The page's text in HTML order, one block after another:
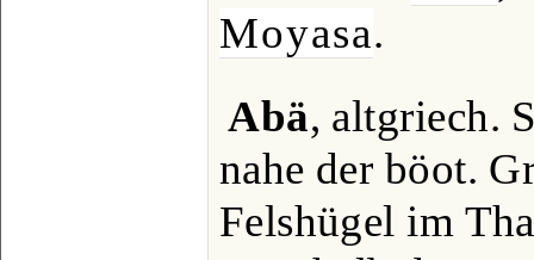
Moyasa.
Abä, altgriech.
nahe der böot.
Felshügel im